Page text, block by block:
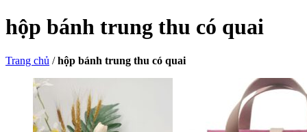
hộp bánh trung thu có quai
Trang chủ /hộp bánh trung thu có quai